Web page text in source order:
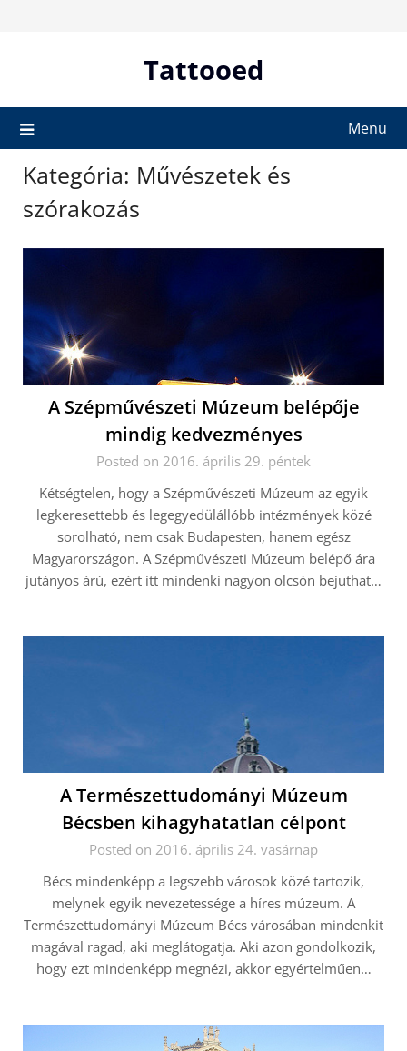
Tattooed
Menu
Kategória: Művészetek és
szórakozás
A Szépművészeti Múzeum belépője
mindig kedvezményes
Posted on 2016. április 29. péntek
Kétségtelen, hogy a Szépművészeti Múzeum az egyik
legkeresettebb és legegyedülállóbb intézmények közé
sorolható, nem csak Budapesten, hanem egész
Magyarországon. A Szépművészeti Múzeum belépő ára
jutányos árú, ezért itt mindenki nagyon olcsón bejuthat…
A Természettudományi Múzeum
Bécsben kihagyhatatlan célpont
Posted on 2016. április 24. vasárnap
Bécs mindenképp a legszebb városok közé tartozik,
melynek egyik nevezetessége a híres múzeum. A
Természettudományi Múzeum Bécs városában mindenkit
magával ragad, aki meglátogatja. Aki azon gondolkozik,
hogy ezt mindenképp megnézi, akkor egyértelműen…